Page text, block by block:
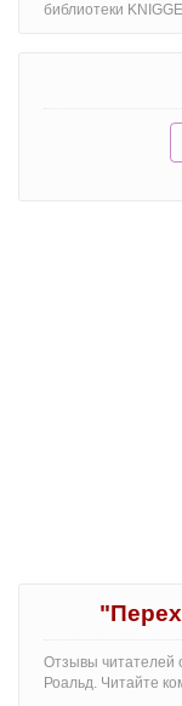
библиотеки
Отзывы читателей
Роальд. Читайте